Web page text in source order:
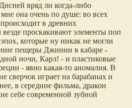
вряд ли когда-либо
она очень по душе: во всех
в древних
проскакивают элементы поп
которые ну никак не могли
пещеры Джинни в кабаре -
ночи, Карл! - и пластиковые
- явно какая-то аномалия. В
сверчок играет на барабанах и
в середине фильма, дракон
себе современной зубной